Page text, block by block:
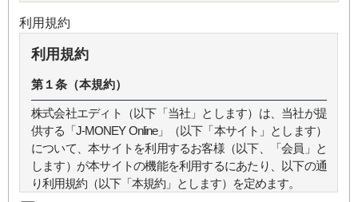
利用規約
利用規約
第１条（本規約）
株式会社エディト（以下「当社」とします）は、当社が提
供する「J-MONEY Online」（以下「本サイト」とします）
について、本サイトを利用するお客様（以下、「会員」と
します）が本サイトの機能を利用するにあたり、以下の通
り利用規約（以下「本規約」とします）を定めます。